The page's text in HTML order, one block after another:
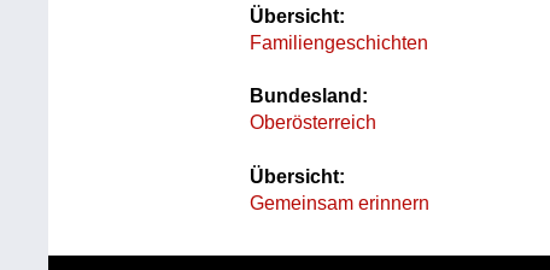
Übersicht:
Familiengeschichten
Bundesland:
Oberösterreich
Übersicht:
Gemeinsam erinnern